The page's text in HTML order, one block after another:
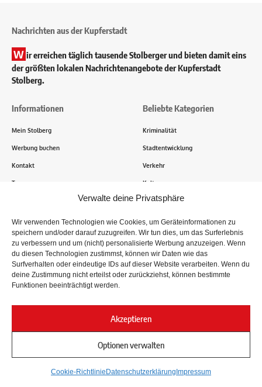
Verwalte deine Privatsphäre
Wir verwenden Technologien wie Cookies, um Geräteinformationen zu
speichern und/oder darauf zuzugreifen. Wir tun dies, um das Surferlebnis
zu verbessern und um (nicht) personalisierte Werbung anzuzeigen. Wenn
du diesen Technologien zustimmst, können wir Daten wie das
Surfverhalten oder eindeutige IDs auf dieser Website verarbeiten. Wenn du
deine Zustimmung nicht erteilst oder zurückziehst, können bestimmte
Funktionen beeinträchtigt werden.
Akzeptieren
Optionen verwalten
Cookie-Richtlinie Datenschutzerklärung Impressum
Nachrichten aus der Kupferstadt
W ir erreichen täglich tausende Stolberger und bieten damit eins
der größten lokalen Nachrichtenangebote der Kupferstadt
Stolberg.
Informationen
Mein Stolberg
Werbung buchen
Kontakt
Transparenz
Beliebte Kategorien
Kriminalität
Stadtentwicklung
Verkehr
Kultur
Tausende Stolberger sind bereits dabei! Du sendest uns
Informationen, Bilder und Erlebnisse aus der Kupferstadt – Wir
recherchieren, sammeln Informationen und berichten!
Mein Stolberg. Nachrichten der Stolberger aus der Kupferstadt.
Impressum